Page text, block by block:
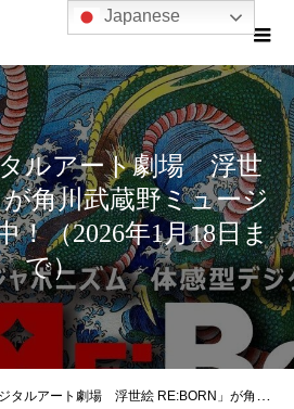
ルアート劇場 浮世
が角川武蔵野ミュージ
！（2026年1月18日ま
で）
劇場 浮世絵 RE:BORN」が角川武蔵野ミュージアムにて開催中！（2026年1月18日まで）
Japanese